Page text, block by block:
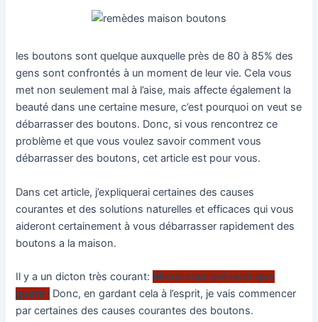
les boutons sont quelque auxquelle près de 80 à 85% des
gens sont confrontés à un moment de leur vie. Cela vous
met non seulement mal à l’aise, mais affecte également la
beauté dans une certaine mesure, c’est pourquoi on veut se
débarrasser des boutons. Donc, si vous rencontrez ce
problème et que vous voulez savoir comment vous
débarrasser des boutons, cet article est pour vous.
Dans cet article, j’expliquerai certaines des causes
courantes et des solutions naturelles et efficaces qui vous
aideront certainement à vous débarrasser rapidement des
boutons a la maison.
Il y a un dicton très courant: Mieux vaut prévenir que
guérir! Donc, en gardant cela à l’esprit, je vais commencer
par certaines des causes courantes des boutons.